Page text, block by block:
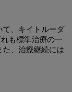
、キイトルーダ
も標準治療の⼀
、治療継続には